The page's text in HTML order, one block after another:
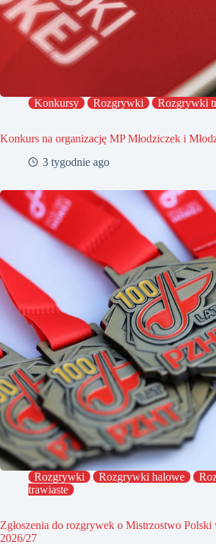
Konkursy Rozgrywki Rozgrywki
Konkurs na organizację MP Młodziczek i
3 tygodnie ago
Rozgrywki Rozgrywki halowe
trawiaste
Zgłoszenia do rozgrywek o Mistrzostwo Polski
2026/27